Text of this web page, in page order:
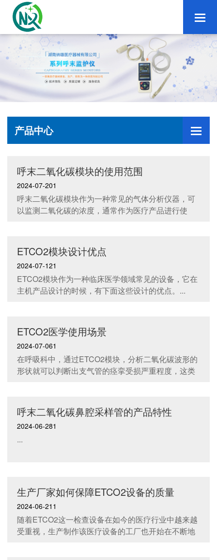
产品中心
呼末二氧化碳模块的使用范围
2024-07-201
呼末二氧化碳模块作为一种常见的气体分析仪器，可
以监测二氧化碳的浓度，通常作为医疗产品进行使
ETCO2模块设计优点
2024-07-121
ETCO2模块作为一种临床医学领域常见的设备，它在
主机产品设计的时候，有下面这些设计的优点。...
ETCO2医学使用场景
2024-07-061
在呼吸科中，通过ETCO2模块，分析二氧化碳波形的
形状就可以判断出支气管的痉挛受损严重程度，这类
的呼吸，在儿童的呼吸科中，这类的仪器使用相对会
更加的高效。...
呼末二氧化碳鼻腔采样管的产品特性
2024-06-281
...
生产厂家如何保障ETCO2设备的质量
2024-06-211
随着ETCO2这一检查设备在如今的医疗行业中越来越
受重视，生产制作该医疗设备的工厂也开始在不断地